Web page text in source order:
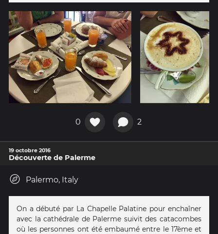
0 2
19 octobre 2016
Découverte de Palerme
Palermo, Italy
On a débuté par La Chapelle Palatine pour enchaîner
avec la cathédrale de Palerme suivit des catacombes
où les personnes ont été embaumé entre le 17ème et